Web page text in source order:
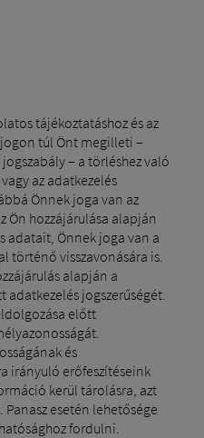
tájékoztatáshoz és az
túl Önt megilleti –
– a törléshez való
az adatkezelés
Önnek joga van az
Ön hozzájárulása alapján
adatait, Önnek joga van a
történő visszavonására is.
alapján a
jogszerűségét.
előtt
és
irányuló erőfeszítéseink
kerül tárolásra, azt
esetén lehetősége
fordulni.